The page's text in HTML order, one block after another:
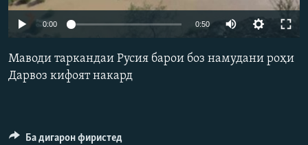
ГУЗОРИШҲОИ РАДИОӢ
Русский
ПАЙГИРӢ КУНЕД
0:00 0:50
Маводи таркандаи Русия барои боз намудани роҳи
Дарвоз кифоят накард
Ба дигарон фиристед